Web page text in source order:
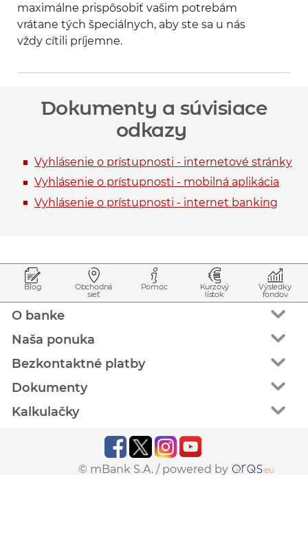
maximálne prispôsobiť vašim potrebám
vrátane tých špeciálnych, aby ste sa u nás
vždy cítili príjemne.
Dokumenty a súvisiace
odkazy
Vyhlásenie o prístupnosti - internetové stránky
Vyhlásenie o prístupnosti - mobilná aplikácia
Vyhlásenie o prístupnosti - internet banking
Prejsť na začiatok stránky
Preskočiť na začiatok obsahu
Blog Obchodná
sieť
Pomoc Kurzový
lístok
Výsledky
fondov
O banke
Naša ponuka
Bezkontaktné platby
Dokumenty
Kalkulačky
© mBank S.A. / powered by